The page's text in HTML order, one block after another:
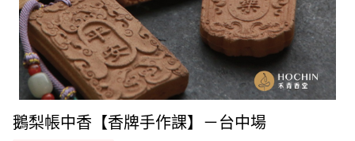
鵝梨帳中香【香牌手作課】－台中場